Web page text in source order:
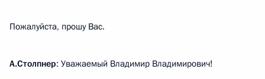
Пожалуйста, прошу Вас.
А.Столпнер: Уважаемый Владимир Владимирович!